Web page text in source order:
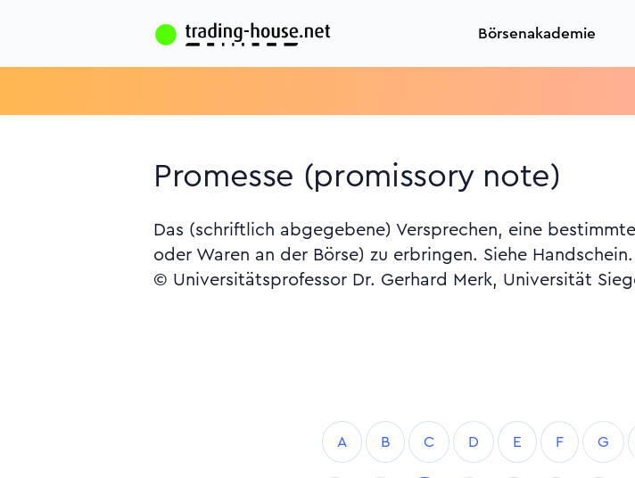
Börsenakademie
Promesse (promissory note)
Das (schriftlich abgegebene) Versprechen, eine
oder Waren an der Börse) zu erbringen. Siehe Handschein.
© Universitätsprofessor Dr. Gerhard Merk, Universität
A B C D E F G